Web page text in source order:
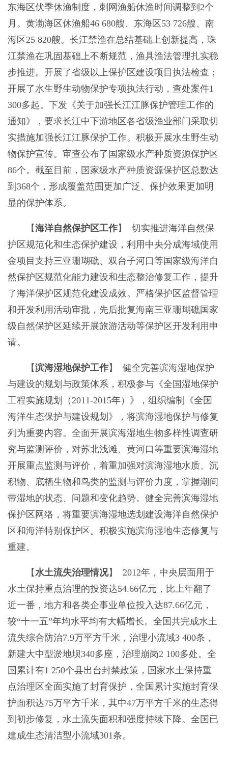
东海区伏季休渔制度，刺网渔船休渔时间调整到2个
月。黄渤海区休渔船46 680艘、东海区53 726艘、南
海区25 820艘。长江禁渔在总结基础上创新提高，珠
江禁渔在巩固基础上不断规范，渔具渔法管理扎实稳
步推进。开展了省级以上保护区建设项目执法检查；
开展了水生野生动物保护专项执法行动，查处案件1
300多起。下发《关于加强长江江豚保护管理工作的
通知》，要求长江中下游地区各省级渔业部门采取切
实措施加强长江江豚保护工作。积极开展水生野生动
物保护宣传。审查公布了国家级水产种质资源保护区
86个。截至目前，国家级水产种质资源保护区总数达
到368个，形成覆盖范围更加广泛、保护效果更加明
显的保护体系。
【海洋自然保护区工作】 切实推进海洋自然保
护区规范化和生态保护建设，利用中央分成海域使用
金项目支持三亚珊瑚礁、双台子河口等国家级海洋自
然保护区规范化能力建设和生态整治修复工作，提升
了海洋保护区规范化建设成效。严格保护区监督管理
和开发利用活动审批，先后批复海南三亚珊瑚礁国家
级自然保护区延续开展旅游活动等保护区开发利用申
请。
【滨海湿地保护工作】 健全完善滨海湿地保护
与建设的规划与政策体系，积极参与《全国湿地保护
工程实施规划（2011-2015年）》，组织编制《全国
海洋生态保护与建设规划》，将滨海湿地保护与修复
列为重要内容。全面开展滨海湿地生物多样性调查研
究与监测评价，对苏北浅滩、黄河口等重要滨海湿地
开展重点监测与评价，着重加强对滨海湿地水质、沉
积物、底栖生物和鸟类的监测与评价力度，掌握潮间
带湿地的状态、问题和变化趋势。健全完善滨海湿地
保护区网络，将重要滨海湿地选划建设海洋自然保护
区和海洋特别保护区。积极实施滨海湿地生态修复与
重建。
【 水土流失治理情况】 2012年，中央层面用于
水土保持重点治理的投资达54.66亿元，比上年翻了
近一番，地方和各类企事业单位投入达87.66亿元，
较“十一五”年均水平均有大幅增长。全国共完成水土
流失综合防治7.9万平方千米，治理小流域3 400条，
新建大中型淤地坝340多座，治理崩岗2 100多处。全
国累计有1 250个县出台封禁政策，国家水土保持重
点治理区全面实施了封育保护，全国累计实施封育保
护面积达75万平方千米，其中47万平方千米的生态得
到初步修复，水土流失面积和强度持续下降。全国已
建成生态清洁型小流域301条。